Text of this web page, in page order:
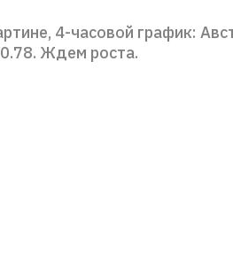
4-часовой график:
Ждем роста.